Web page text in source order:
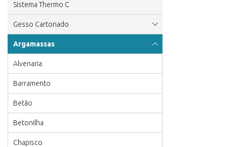
Sistema Thermo C
Gesso Cartonado
Argamassas
Alvenaria
Barramento
Betão
Betonilha
Chapisco